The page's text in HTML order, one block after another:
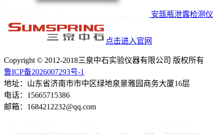
安瓿瓶泄露检测仪
点击进入官网
Copyright © 2012-2018三泉中石实验仪器有限公司 版权所有
鲁ICP备2026007293号-1
地址：山东省济南市市中区绿地泉景雅园商务大厦16层
电话：15665715386
邮箱：1684212232@qq.com